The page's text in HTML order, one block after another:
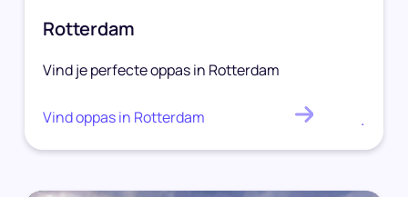
Rotterdam
Vind je perfecte oppas in Rotterdam
Vind oppas in Rotterdam .